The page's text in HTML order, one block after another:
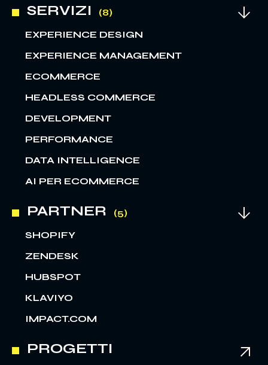
SERVIZI
EXPERIENCE DESIGN
EXPERIENCE MANAGEMENT
ECOMMERCE
HEADLESS COMMERCE
DEVELOPMENT
PERFORMANCE
DATA INTELLIGENCE
AI PER ECOMMERCE
PARTNER
SHOPIFY
ZENDESK
HUBSPOT
KLAVIYO
IMPACT.COM
PROGETTI